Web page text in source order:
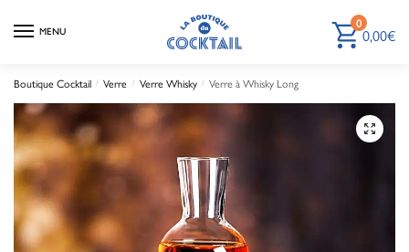
MENU 0
0,00€
Boutique Cocktail / Verre / Verre Whisky / Verre à Whisky Long
🔍